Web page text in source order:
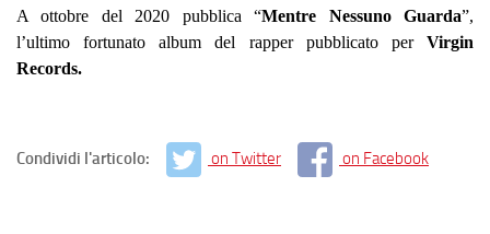
A ottobre del 2020 pubblica “Mentre Nessuno Guarda”,
l’ultimo fortunato album del rapper pubblicato perVirgin
Records.
Condividi l'articolo: on Twitter on Facebook